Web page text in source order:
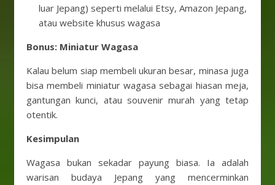
luar Jepang) seperti melalui Etsy, Amazon Jepang,
atau website khusus wagasa
Bonus: Miniatur Wagasa
Kalau belum siap membeli ukuran besar, minasa juga
bisa membeli miniatur wagasa sebagai hiasan meja,
gantungan kunci, atau souvenir murah yang tetap
otentik.
Kesimpulan
Wagasa bukan sekadar payung biasa. Ia adalah
warisan budaya Jepang yang mencerminkan